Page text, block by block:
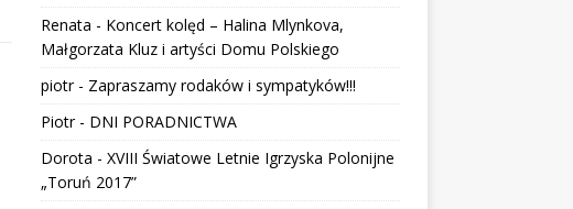
Renata - Koncert kolęd – Halina Mlynkova,
Małgorzata Kluz i artyści Domu Polskiego
piotr- Zapraszamy rodaków i sympatyków!!!
Piotr- DNI PORADNICTWA
Dorota - XVIII Światowe Letnie Igrzyska Polonijne
„Toruń 2017”